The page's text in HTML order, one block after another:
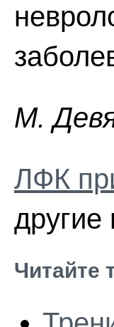
M.
ЛФК
Читайте